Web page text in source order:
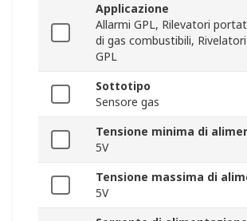
Applicazione
Allarmi GPL, Rilevatori
di gas combustibili,
GPL
Sottotipo
Sensore gas
Tensione minima di
5V
Tensione massima di
5V